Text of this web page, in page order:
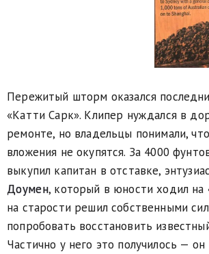
Пережитый шторм оказался
«Катти Сарк». Клипер нуждался в
ремонте, но владельцы понимали,
вложения не окупятся. За 4000
выкупил капитан в отставке,
Доумен, который в юности ходил на
на старости решил собственными
попробовать восстановить
Частично у него это получилось —